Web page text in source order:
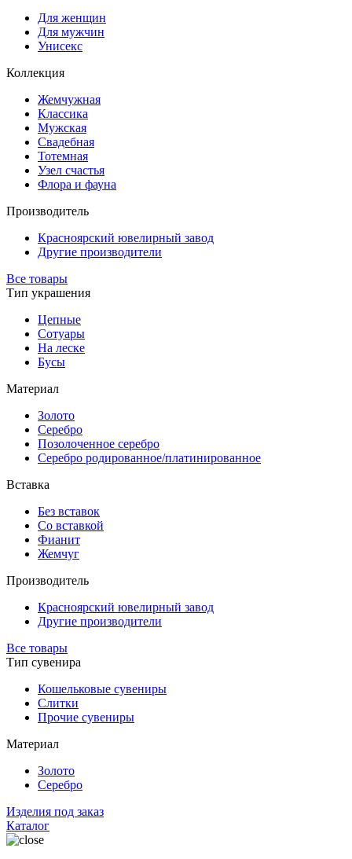
Для женщин
Для мужчин
Унисекс
Коллекция
Жемчужная
Классика
Мужская
Свадебная
Тотемная
Узел счастья
Флора и фауна
Производитель
Красноярский ювелирный завод
Другие производители
Все товары
Тип украшения
Цепные
Сотуары
На леске
Бусы
Материал
Золото
Серебро
Позолоченное серебро
Серебро родированное/платинированное
Вставка
Без вставок
Со вставкой
Фианит
Жемчуг
Производитель
Красноярский ювелирный завод
Другие производители
Все товары
Тип сувенира
Кошельковые сувениры
Слитки
Прочие сувениры
Материал
Золото
Серебро
Изделия под заказ
Каталог